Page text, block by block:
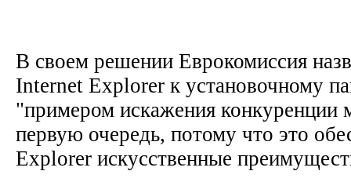
В своем решении Еврокомиссия
Internet Explorer к установочному
"примером искажения конкуренции
первую очередь, потому что это
Explorer искусственные